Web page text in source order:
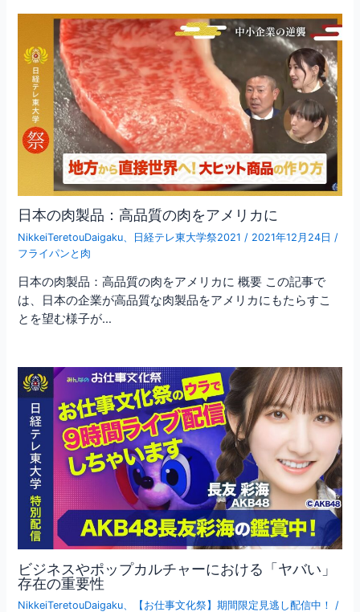
日本の肉製品：高品質の肉をアメリカに
NikkeiTeretouDaigaku 日経テレ東大学祭2021 / 2021年12月24日 /
フライパンと肉
日本の肉製品：高品質の肉をアメリカに 概要 この記事で
は、日本の企業が高品質な肉製品をアメリカにもたらすこ
とを望む様子が…
ビジネスやポップカルチャーにおける「ヤバい」
存在の重要性
NikkeiTeretouDaigaku 【お仕事文化祭】期間限定見逃し配信中！
/